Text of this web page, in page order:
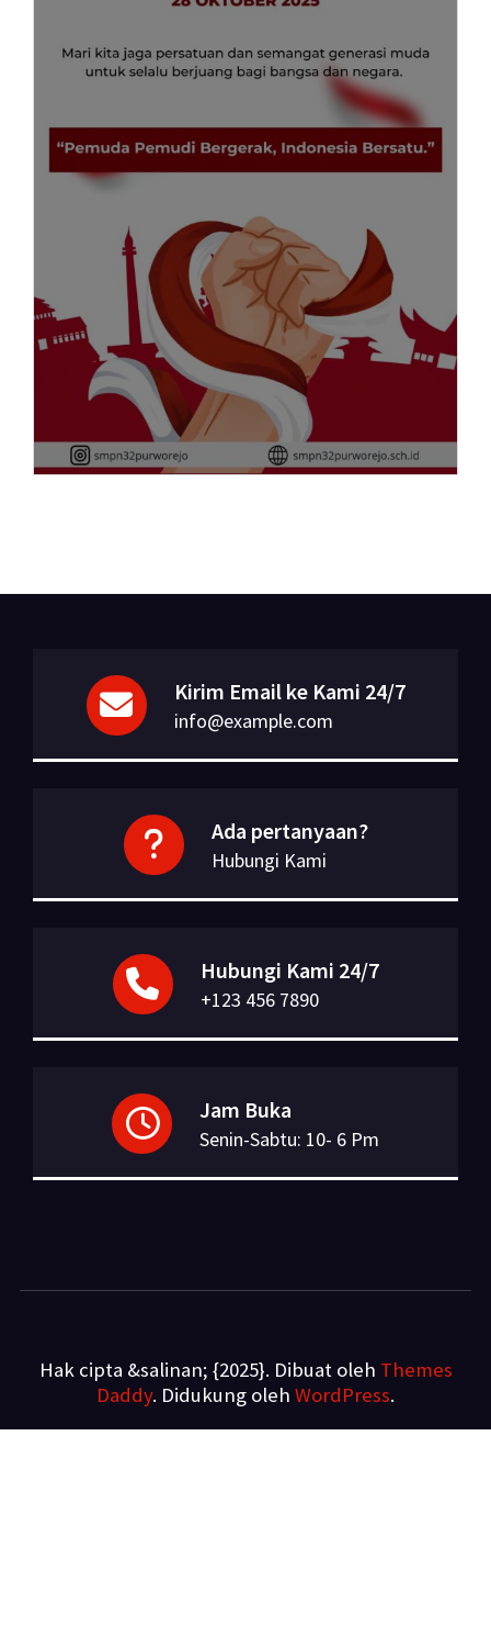
Kirim Email ke Kami 24/7
info@example.com
Ada pertanyaan?
Hubungi Kami
Hubungi Kami 24/7
+123 456 7890
Jam Buka
Senin-Sabtu: 10- 6 Pm
Hak cipta &salinan; {2025}. Dibuat oleh Themes
Daddy. Didukung oleh WordPress.